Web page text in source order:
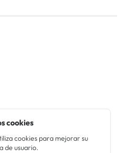
cookies
cookies para mejorar su
de usuario.